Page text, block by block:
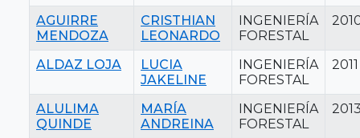
AGUIRRE
MENDOZA
CRISTHIAN
LEONARDO
INGENIERÍA
FORESTAL
ALDAZ LOJA
LUCIA
JAKELINE
INGENIERÍA
FORESTAL
2011
ALULIMA
QUINDE
MARÍA
ANDREINA
INGENIERÍA
FORESTAL